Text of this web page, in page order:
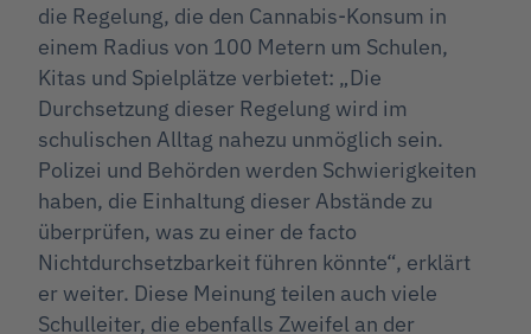
die Regelung, die den Cannabis-Konsum in
einem Radius von 100 Metern um Schulen,
Kitas und Spielplätze verbietet: „Die
Durchsetzung dieser Regelung wird im
schulischen Alltag nahezu unmöglich sein.
Polizei und Behörden werden Schwierigkeiten
haben, die Einhaltung dieser Abstände zu
überprüfen, was zu einer de facto
Nichtdurchsetzbarkeit führen könnte“, erklärt
er weiter. Diese Meinung teilen auch viele
Schulleiter, die ebenfalls Zweifel an der